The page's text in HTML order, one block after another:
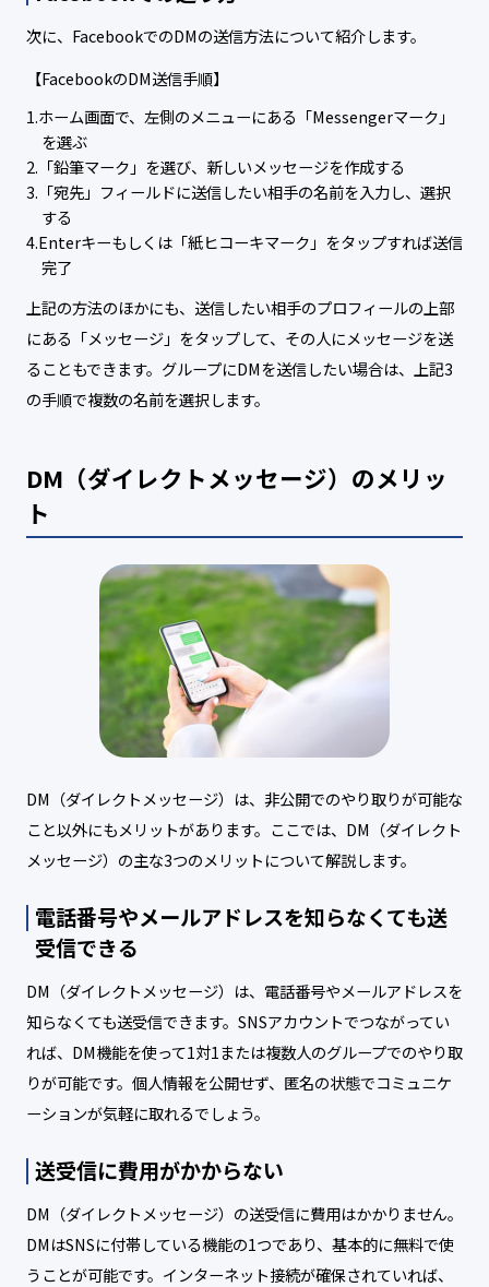
次に、FacebookでのDMの送信方法について紹介します。
【FacebookのDM送信手順】
ホーム画面で、左側のメニューにある「Messengerマーク」
を選ぶ
「鉛筆マーク」を選び、新しいメッセージを作成する
「宛先」フィールドに送信したい相手の名前を入力し、選択
する
Enterキーもしくは「紙ヒコーキマーク」をタップすれば送信
完了
上記の方法のほかにも、送信したい相手のプロフィールの上部
にある「メッセージ」をタップして、その人にメッセージを送
ることもできます。グループにDMを送信したい場合は、上記3
の手順で複数の名前を選択します。
DM（ダイレクトメッセージ）のメリッ
ト
DM（ダイレクトメッセージ）は、非公開でのやり取りが可能な
こと以外にもメリットがあります。ここでは、DM（ダイレクト
メッセージ）の主な3つのメリットについて解説します。
電話番号やメールアドレスを知らなくても送
受信できる
DM（ダイレクトメッセージ）は、電話番号やメールアドレスを
知らなくても送受信できます。SNSアカウントでつながってい
れば、DM機能を使って1対1または複数人のグループでのやり取
りが可能です。個人情報を公開せず、匿名の状態でコミュニケ
ーションが気軽に取れるでしょう。
送受信に費用がかからない
DM（ダイレクトメッセージ）の送受信に費用はかかりません。
DMはSNSに付帯している機能の1つであり、基本的に無料で使
うことが可能です。インターネット接続が確保されていれば、